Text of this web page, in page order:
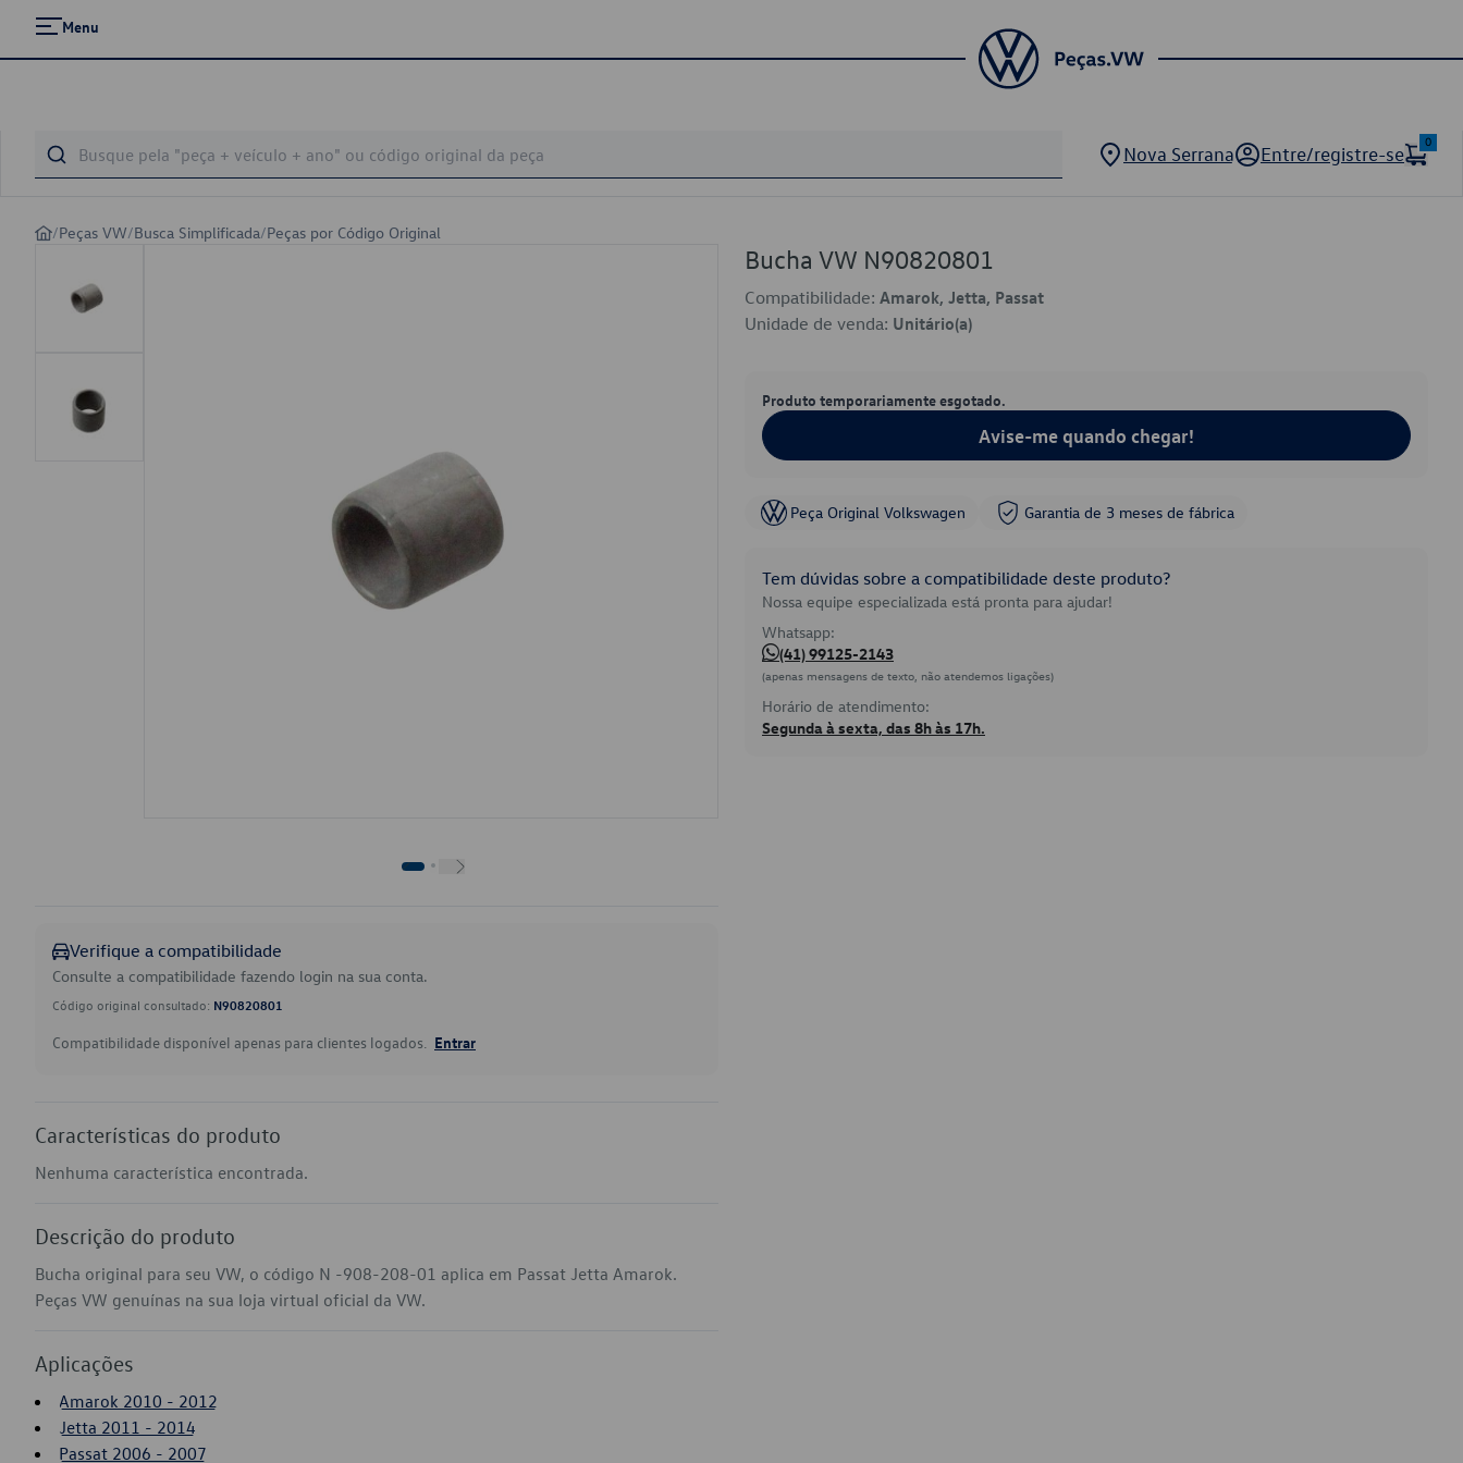
Menu
Nova Serrana Entre/registre-se
0
/Peças VW/Busca Simplificada/Peças por Código Original
Verifique a compatibilidade
Consulte a compatibilidade fazendo login na sua conta.
Código original consultado: N90820801
Compatibilidade disponível apenas para clientes logados. Entrar
Características do produto
Nenhuma característica encontrada.
Descrição do produto
Bucha original para seu VW, o código N -908-208-01 aplica em Passat Jetta Amarok.
Peças VW genuínas na sua loja virtual oficial da VW.
Aplicações
Amarok 2010 - 2012
Jetta 2011 - 2014
Passat 2006 - 2007
Bucha VW N90820801
Compatibilidade: Amarok, Jetta, Passat
Unidade de venda: Unitário(a)
Produto temporariamente esgotado.
Avise-me quando chegar!
Peça Original Volkswagen Garantia de 3 meses de fábrica
Tem dúvidas sobre a compatibilidade deste produto?
Nossa equipe especializada está pronta para ajudar!
Whatsapp:
(41) 99125-2143
(apenas mensagens de texto, não atendemos ligações)
Horário de atendimento:
Segunda à sexta, das 8h às 17h.